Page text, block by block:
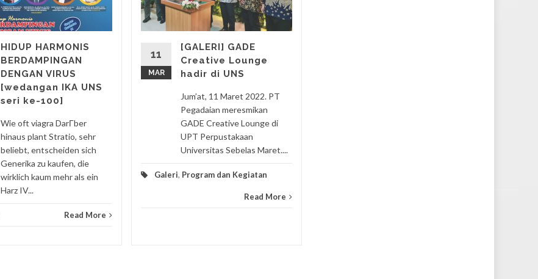
HIDUP HARMONIS
BERDAMPINGAN
DENGAN VIRUS
[wedangan IKA UNS
seri ke-100]
Wie oft viagra DarГber
hinaus plant Stratio, sehr
beliebt, entscheiden sich
Generika zu kaufen, die
wirklich kaum mehr als ein
Harz IV...
Read More
11
MAR
[GALERI] GADE
Creative Lounge
hadir di UNS
Jum’at, 11 Maret 2022. PT
Pegadaian meresmikan
GADE Creative Lounge di
UPT Perpustakaan
Universitas Sebelas Maret....
Galeri, Program dan Kegiatan
Read More